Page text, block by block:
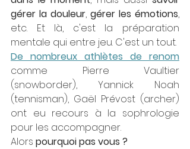
gérer la douleur, gérer les émotions,
etc. Et là, c'est la préparation
mentale qui entre jeu. C'est un tout.
De nombreux athlètes de renom
comme Pierre Vaultier
(snowborder), Yannick Noah
(tennisman), Gaël Prévost (archer)
ont eu recours à la sophrologie
pour les accompagner.
Alors pourquoi pas vous ?